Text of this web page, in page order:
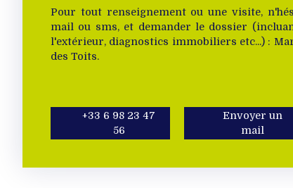
Pour tout renseignement ou une visite,
mail ou sms, et demander le dossier
l'extérieur, diagnostics immobiliers etc...) :
des Toits.
+33 6 98 23 47
56
Envoyer un
mail